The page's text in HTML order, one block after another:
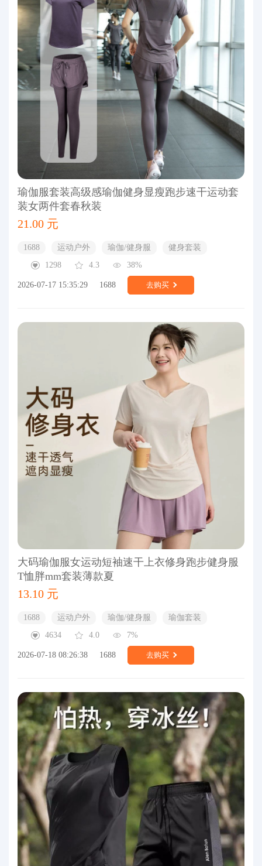
瑜伽服套装高级感瑜伽健身显瘦跑步速干运动套
装女两件套春秋装
21.00 元
1688 运动户外 瑜伽/健身服
健身套装
1298
4.3 38%
2026-07-17 15:35:29 1688 去购买
大码瑜伽服女运动短袖速干上衣修身跑步健身服
T恤胖mm套装薄款夏
13.10 元
1688 运动户外 瑜伽/健身服
瑜伽套装
4634
4.0 7%
2026-07-18 08:26:38 1688 去购买